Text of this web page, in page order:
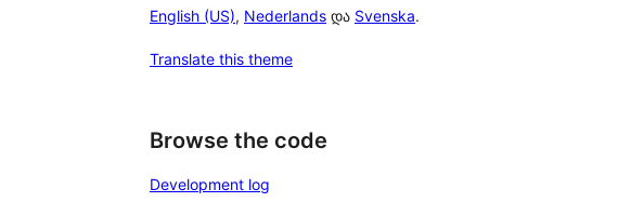
English (US), Nederlands და Svenska.
Translate this theme
Browse the code
Development log